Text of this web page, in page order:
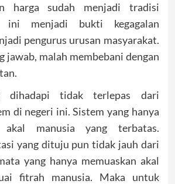
harga sudah menjadi tradisi
ini menjadi bukti kegagalan
pengurus urusan masyarakat.
jawab, malah membebani dengan
dihadapi tidak terlepas dari
di negeri ini. Sistem yang hanya
akal manusia yang terbatas.
yang dituju pun tidak jauh dari
yang hanya memuaskan akal
fitrah manusia. Maka untuk